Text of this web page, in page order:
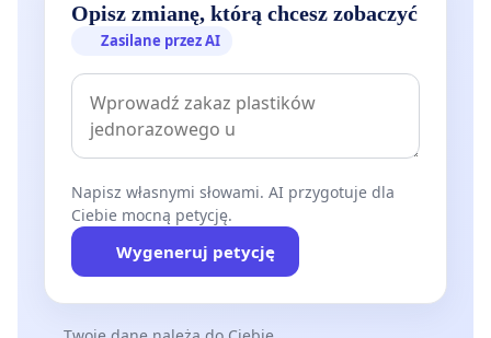
Opisz zmianę, którą chcesz zobaczyć
Zasilane przez AI
Napisz własnymi słowami. AI przygotuje dla
Ciebie mocną petycję.
Wygeneruj petycję